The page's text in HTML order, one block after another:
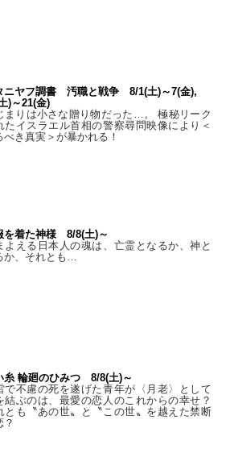
ニヤフ調書 汚職と戦争 8/1(土)～7(金),
)～21(金)
まりは小さな贈り物だった…。 極秘リーク
たイスラエル首相の警察尋問映像により＜
べき真実＞が暴かれる！
を着た神様 8/8(土)～
よえる日本人の魂は、亡霊となるか、神と
か、それとも…
糸 輪廻のひみつ 8/8(土)～
で不慮の死を遂げた青年が〈月老〉として
結ぶのは、最愛の恋人のこれからの幸せ？
とも〝あの世〟と〝この世〟を越えた禁断
？